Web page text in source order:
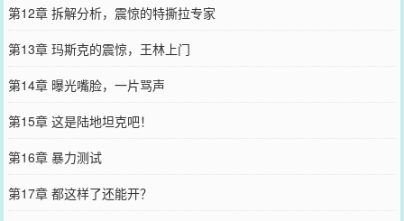
第12章 拆解分析，震惊的特撕拉专家
第13章 玛斯克的震惊，王林上门
第14章 曝光嘴脸，一片骂声
第15章 这是陆地坦克吧！
第16章 暴力测试
第17章 都这样了还能开？